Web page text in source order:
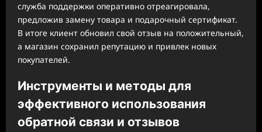
служба поддержки оперативно отреагировала,
предложив замену товара и подарочный сертификат.
В итоге клиент обновил свой отзыв на положительный,
а магазин сохранил репутацию и привлек новых
покупателей.
Инструменты и методы для
эффективного использования
обратной связи и отзывов